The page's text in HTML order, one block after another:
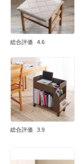
総合評価 4.6
総合評価 3.9